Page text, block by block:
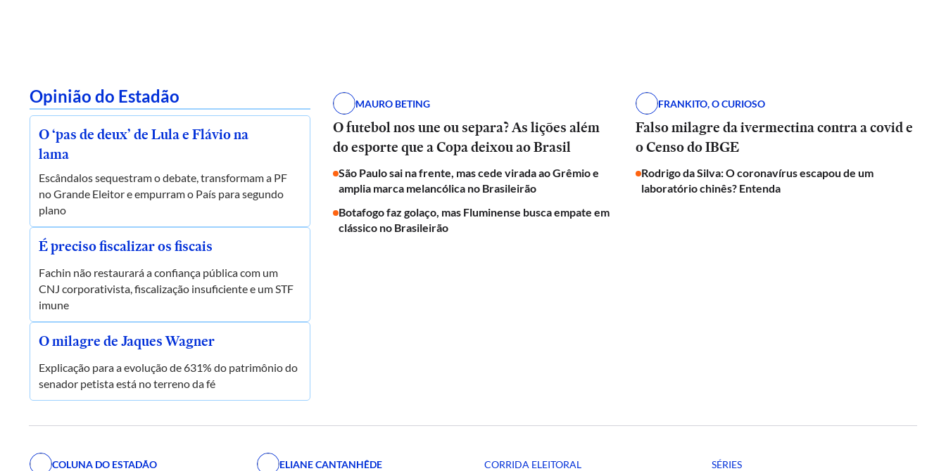
Opinião do Estadão
O ‘pas de deux’ de Lula e Flávio na
lama
Escândalos sequestram o debate, transformam a PF
no Grande Eleitor e empurram o País para segundo
plano
É preciso fiscalizar os fiscais
Fachin não restaurará a confiança pública com um
CNJ corporativista, fiscalização insuficiente e um STF
imune
O milagre de Jaques Wagner
Explicação para a evolução de 631% do patrimônio do
senador petista está no terreno da fé
MAURO BETING
O futebol nos une ou separa? As lições além
do esporte que a Copa deixou ao Brasil
São Paulo sai na frente, mas cede virada ao Grêmio e
amplia marca melancólica no Brasileirão
Botafogo faz golaço, mas Fluminense busca empate em
clássico no Brasileirão
FRANKITO, O CURIOSO
Falso milagre da ivermectina contra a covid e
o Censo do IBGE
Rodrigo da Silva: O coronavírus escapou de um
laboratório chinês? Entenda
COLUNA DO ESTADÃO ELIANE CANTANHÊDE CORRIDA ELEITORAL SÉRIES